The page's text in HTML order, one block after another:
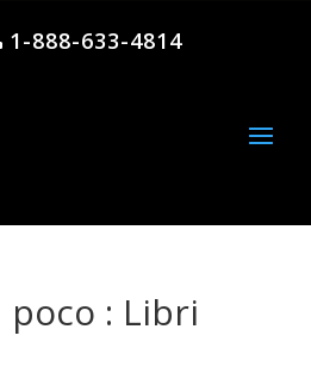
1-888-633-4814
poco : Libri